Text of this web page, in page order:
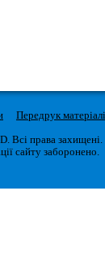
Передрук
Всі права захищені.
сайту заборонено.